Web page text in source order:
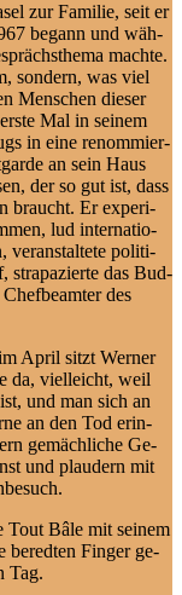
zur Fa­mi­lie, seit er
be­gann und wäh­
mach­te.
son­dern, was viel
Men­schen die­ser
Mal in sei­nem
in ei­ne re­nom­mier­
an sein Haus
der so gut ist, dass
braucht. Er ex­pe­ri­
lud in­ter­na­tio­
ver­an­stal­te­te po­li­ti­
stra­pa­zier­te das Bud­
des
April sitzt Wer­ner
da, viel­leicht, weil
und man sich an
an den Tod er­in­
ge­mäch­li­che Ge­
und plau­dern mit
Tout Bâ­le mit sei­nem
be­red­ten Fin­ger ge­
Tag.